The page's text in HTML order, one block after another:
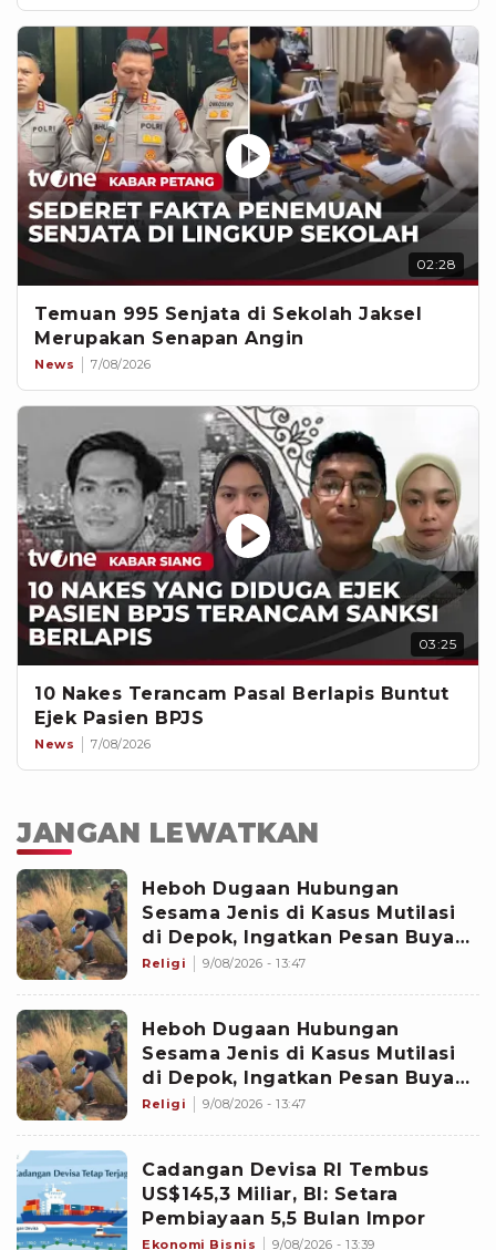
02:28
Temuan 995 Senjata di Sekolah Jaksel
Merupakan Senapan Angin
News 7/08/2026
03:25
10 Nakes Terancam Pasal Berlapis Buntut
Ejek Pasien BPJS
News 7/08/2026
JANGAN LEWATKAN
Heboh Dugaan Hubungan
Sesama Jenis di Kasus Mutilasi
di Depok, Ingatkan Pesan Buya
Yahya soal Taubat
Religi 9/08/2026 - 13:47
Heboh Dugaan Hubungan
Sesama Jenis di Kasus Mutilasi
di Depok, Ingatkan Pesan Buya
Yahya soal Taubat
Religi 9/08/2026 - 13:47
Cadangan Devisa RI Tembus
US$145,3 Miliar, BI: Setara
Pembiayaan 5,5 Bulan Impor
Ekonomi Bisnis 9/08/2026 - 13:39